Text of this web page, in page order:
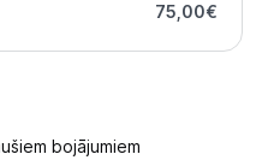
bojājumiem
75,00€